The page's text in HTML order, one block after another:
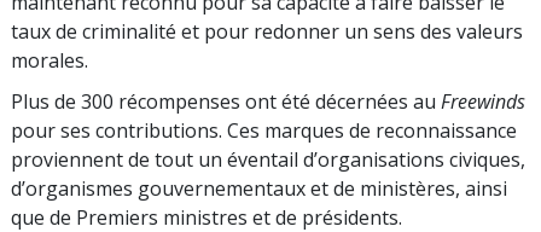
taux de criminalité et pour redonner un sens des valeurs
morales.
Plus de 300 récompenses ont été décernées au Freewinds
pour ses contributions. Ces marques de reconnaissance
proviennent de tout un éventail d’organisations civiques,
d’organismes gouvernementaux et de ministères, ainsi
que de Premiers ministres et de présidents.